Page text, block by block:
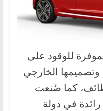
للوقود على
الخارجي
كما صُنعت
رائدة في دولة